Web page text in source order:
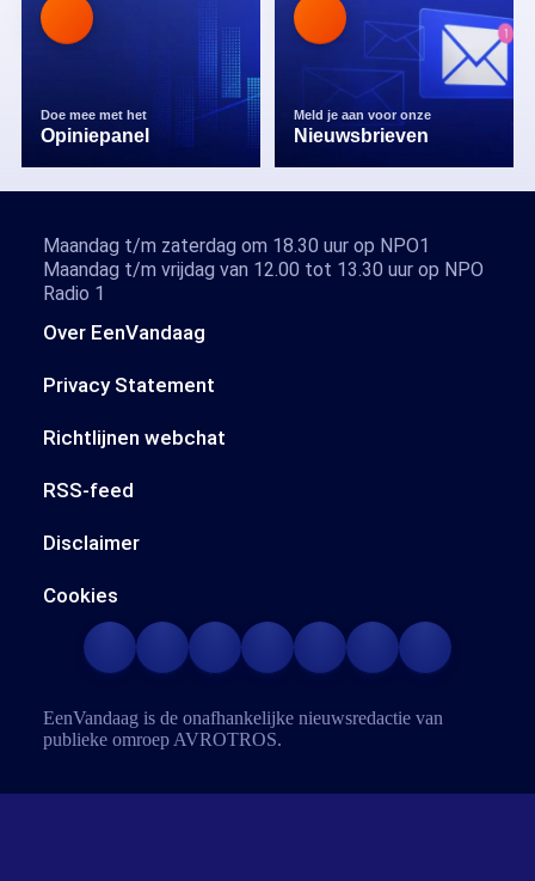
Doe mee met het
Opiniepanel
Meld je aan voor onze
Nieuwsbrieven
Over EenVandaag
Privacy Statement
Richtlijnen webchat
RSS-feed
Disclaimer
Cookies
Maandag t/m zaterdag om 18.30 uur op NPO1
Maandag t/m vrijdag van 12.00 tot 13.30 uur op NPO
Radio 1
EenVandaag is de onafhankelijke nieuwsredactie van
publieke omroep AVROTROS.